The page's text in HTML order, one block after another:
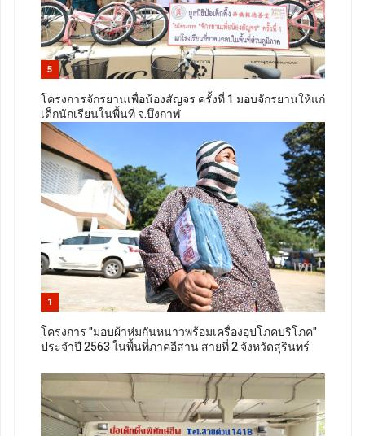
5
โครงการจักรยานเพื่อน้องสัญจร ครั้งที่ 1 มอบจักรยานให้แก่
เด็กนักเรียนในพื้นที่ จ.บึงกาฬ
1
โครงการ "มอบผ้าห่มกันหนาวพร้อมเครื่องอุปโภคบริโภค"
ประจำปี 2563 ในพื้นที่ภาคอีสาน สายที่ 2 จังหวัดสุรินทร์